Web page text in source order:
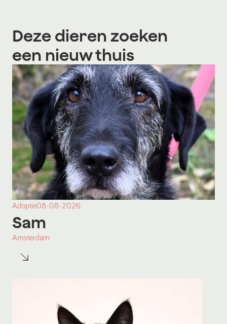
Deze dieren zoeken
een nieuw thuis
Adoptie08-08-2026
Sam
Amsterdam